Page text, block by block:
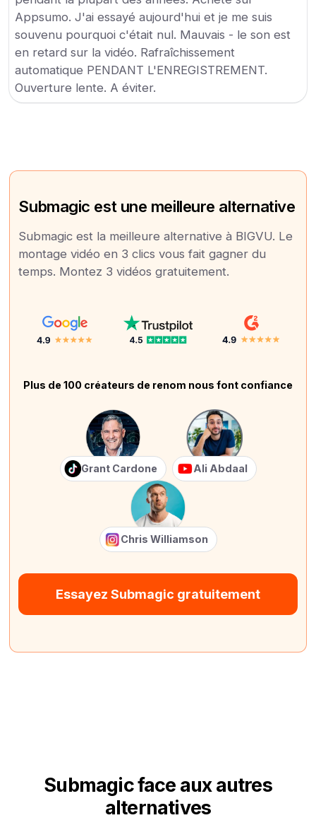
Appsumo. J'ai essayé aujourd'hui et je me suis
souvenu pourquoi c'était nul. Mauvais - le son est
en retard sur la vidéo. Rafraîchissement
automatique PENDANT L'ENREGISTREMENT.
Ouverture lente. A éviter.
Submagic est une meilleure alternative
Submagic est la meilleure alternative à BIGVU. Le
montage vidéo en 3 clics vous fait gagner du
temps. Montez 3 vidéos gratuitement.
Plus de 100 créateurs de renom nous font confiance
Grant Cardone Ali Abdaal
Chris Williamson
Essayez Submagic gratuitement
Submagic face aux autres
alternatives